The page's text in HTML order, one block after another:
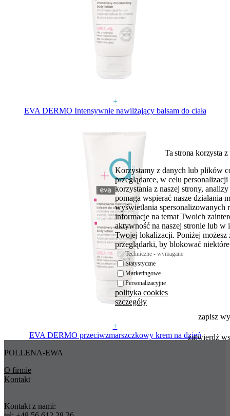
+
EVA DERMO Intensywnie nawilżający balsam do ciała
+
EVA DERMO przeciwzmarszczkowy krem na dzień
Ta strona korzysta
Korzystamy z danych lub plików
przeglądarce, w celu
korzystania z naszej strony,
pomaga wspierać nasze działania
wyświetlania spersonalizowanych
informacje na temat Twoich
aktywność na naszej stronie lub
Twojej lokalizacji. Poniżej możesz
przeglądarki, by blokować
Techniczne - wymagane
Statystyczne
Marketingowe
Personalizacyjne
polityka cookies
szczegóły
zapisz
zatwierdź
POLLENA-EWA
O firmie
Kontakt
Kontakt z nami: